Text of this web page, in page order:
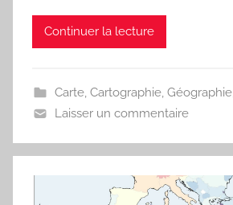
a
r
e
a
Continuer la lecture
Carte, Cartographie, Géographie,
Laisser un commentaire